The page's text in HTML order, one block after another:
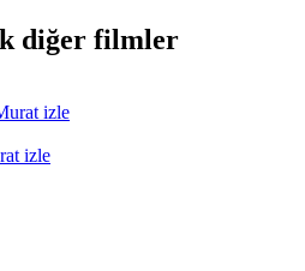
diğer filmler
izle